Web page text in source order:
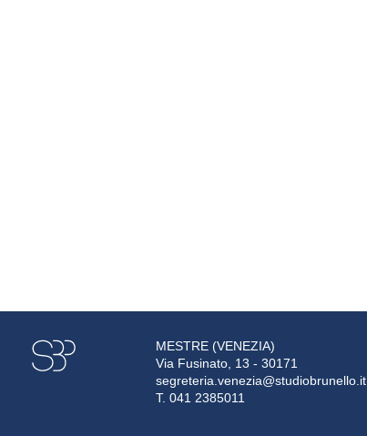
MESTRE (VENEZIA)
Via Fusinato, 13 - 30171
segreteria.venezia@studiobrunello.it
T. 041 2385011